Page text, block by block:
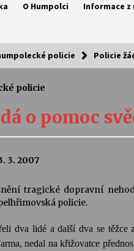
O Humpolci Informace z
a Sukuba Ensemble
4. 8. 2026
na integrační festival
šedesátka: 28. 7.–1. 8.
28. 7. 2026
22. 7. 2026
policie Policie
policie
o pomoc
3. 2007
tragické dopravní
policie.
dva lidé a další dva se těžce
nedal na křižovatce